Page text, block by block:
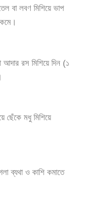
বা লবণ মিশিয়ে ভাপ
রস মিশিয়ে দিন (১
ছেঁকে মধু মিশিয়ে
ব্যথা ও কাশি কমাতে